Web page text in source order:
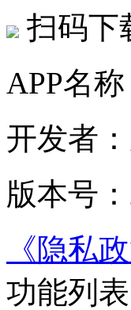
扫码下
APP名
开发者
版本号
《隐私
功能列表